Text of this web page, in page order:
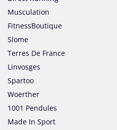
Musculation
FitnessBoutique
Slome
Terres De France
Linvosges
Spartoo
Woerther
1001 Pendules
Made In Sport